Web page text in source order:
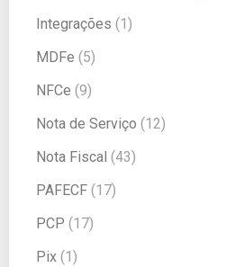
Integrações (1)
MDFe (5)
NFCe (9)
Nota de Serviço (12)
Nota Fiscal (43)
PAFECF (17)
PCP (17)
Pix (1)